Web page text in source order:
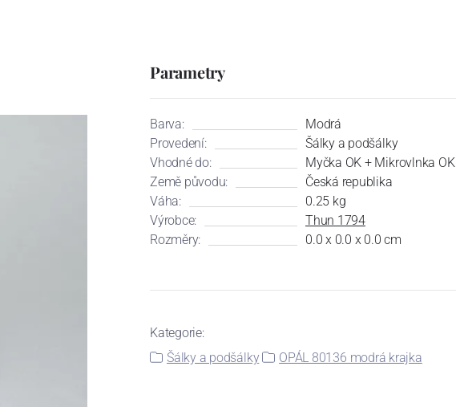
Parametry
Barva:
Modrá
Provedení:
Šálky a podšálky
Vhodné do:
Myčka OK + Mikrovlnka OK
Země původu:
Česká republika
Váha:
0.25 kg
Výrobce:
Thun 1794
Rozměry:
0.0 x 0.0 x 0.0 cm
Kategorie:
Šálky a podšálky
OPÁL 80136 modrá krajka